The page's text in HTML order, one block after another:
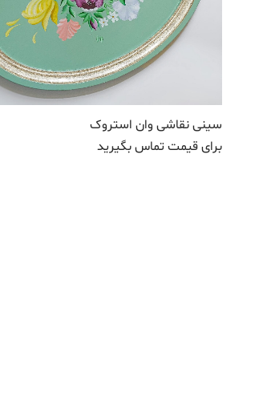
سینی نقاشی وان استروک
برای قیمت تماس بگیرید